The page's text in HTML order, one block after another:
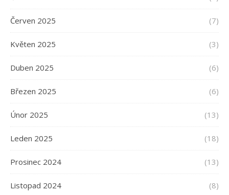
Červen 2025 (7)
Květen 2025 (3)
Duben 2025 (6)
Březen 2025 (6)
Únor 2025 (13)
Leden 2025 (18)
Prosinec 2024 (13)
Listopad 2024 (8)